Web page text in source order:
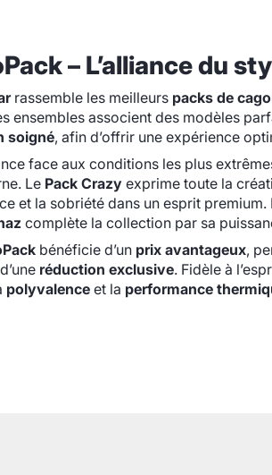
– L’alliance du
rassemble les meilleurs packs de
ensembles associent des modèles
soigné, afin d’offrir une expérience
face aux conditions les plus
Le Pack Crazyexprime toute la
et la sobriété dans un esprit premium.
complète la collection par sa
bénéficie d’un prix avantageux,
réduction exclusive. Fidèle à
polyvalenceet la performance